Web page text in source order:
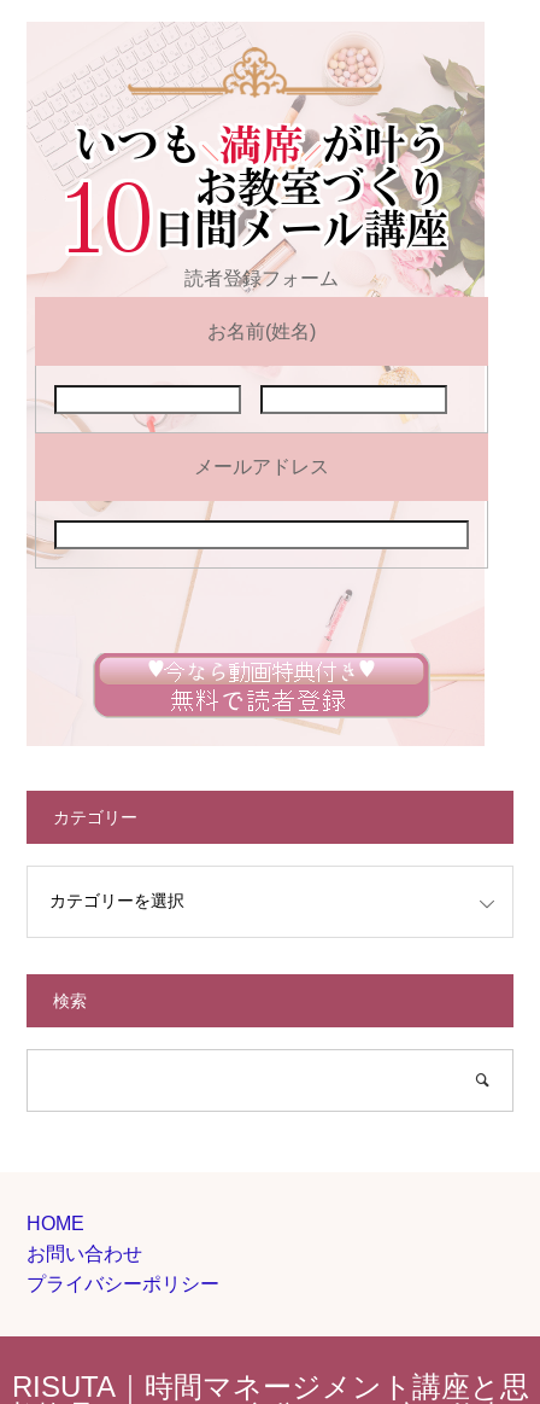
読者登録フォーム
お名前(姓名)
メールアドレス
カテゴリー
検索
HOME
お問い合わせ
プライバシーポリシー
RISUTA｜時間マネージメント講座と思